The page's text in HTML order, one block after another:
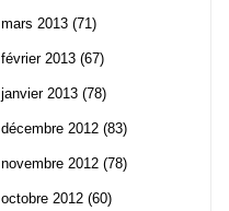
mars 2013 (71)
février 2013 (67)
janvier 2013 (78)
décembre 2012 (83)
novembre 2012 (78)
octobre 2012 (60)